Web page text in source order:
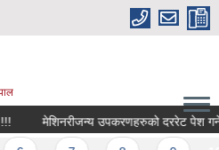
मेशिनरीजन्य उपकरणहरुको दररेट पेश गर्ने